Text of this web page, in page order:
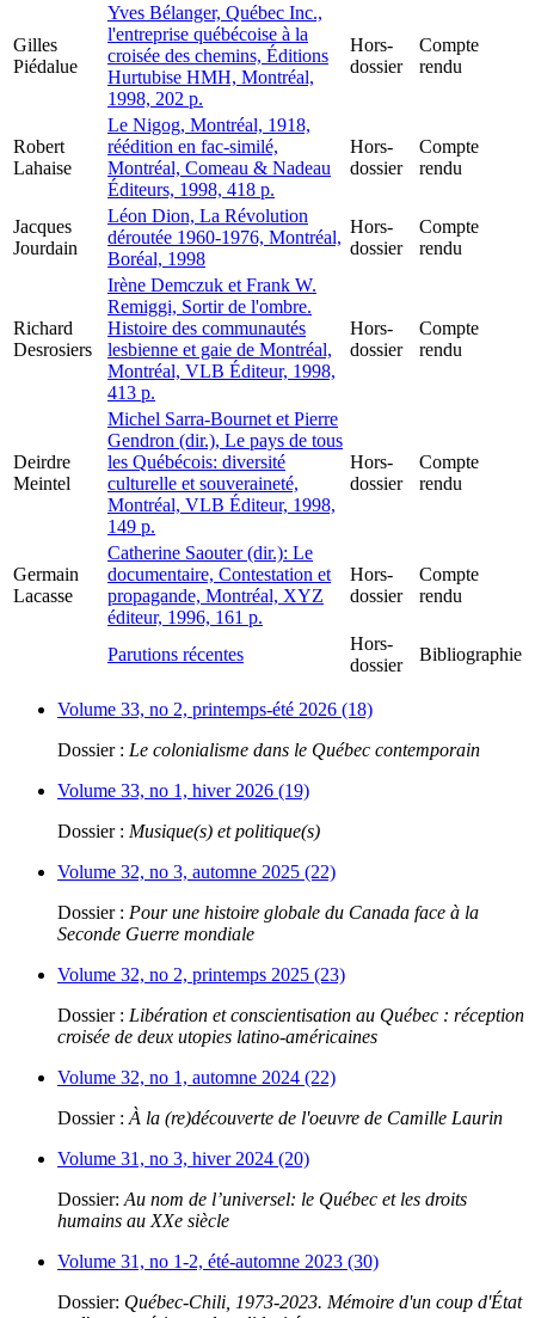
Gilles
Piédalue
Yves Bélanger, Québec Inc.,
l'entreprise québécoise à la
croisée des chemins, Éditions
Hurtubise HMH, Montréal,
1998, 202 p.
Hors-
dossier
Compte
rendu
Robert
Lahaise
Le Nigog, Montréal, 1918,
réédition en fac-similé,
Montréal, Comeau & Nadeau
Éditeurs, 1998, 418 p.
Hors-
dossier
Compte
rendu
Jacques
Jourdain
Léon Dion, La Révolution
déroutée 1960-1976, Montréal,
Boréal, 1998
Hors-
dossier
Compte
rendu
Richard
Desrosiers
Irène Demczuk et Frank W.
Remiggi, Sortir de l'ombre.
Histoire des communautés
lesbienne et gaie de Montréal,
Montréal, VLB Éditeur, 1998,
413 p.
Hors-
dossier
Compte
rendu
Deirdre
Meintel
Michel Sarra-Bournet et Pierre
Gendron (dir.), Le pays de tous
les Québécois: diversité
culturelle et souveraineté,
Montréal, VLB Éditeur, 1998,
149 p.
Hors-
dossier
Compte
rendu
Germain
Lacasse
Catherine Saouter (dir.): Le
documentaire, Contestation et
propagande, Montréal, XYZ
éditeur, 1996, 161 p.
Hors-
dossier
Compte
rendu
Parutions récentes
Hors-
dossier
Bibliographie
Volume 33, no 2, printemps-été 2026 (18)
Dossier : Le colonialisme dans le Québec contemporain
Volume 33, no 1, hiver 2026 (19)
Dossier : Musique(s) et politique(s)
Volume 32, no 3, automne 2025 (22)
Dossier : Pour une histoire globale du Canada face à la
Seconde Guerre mondiale
Volume 32, no 2, printemps 2025 (23)
Dossier : Libération et conscientisation au Québec : réception
croisée de deux utopies latino-américaines
Volume 32, no 1, automne 2024 (22)
Dossier : À la (re)découverte de l'oeuvre de Camille Laurin
Volume 31, no 3, hiver 2024 (20)
Dossier: Au nom de l’universel: le Québec et les droits
humains au XXe siècle
Volume 31, no 1-2, été-automne 2023 (30)
Dossier: Québec-Chili, 1973-2023. Mémoire d'un coup d'État